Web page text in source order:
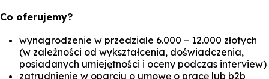
Co oferujemy?
wynagrodzenie w przedziale 6.000 – 12.000 złotych
(w zależności od wykształcenia, doświadczenia,
posiadanych umiejętności i oceny podczas interview)
zatrudnienie w oparciu o umowę o pracę lub b2b